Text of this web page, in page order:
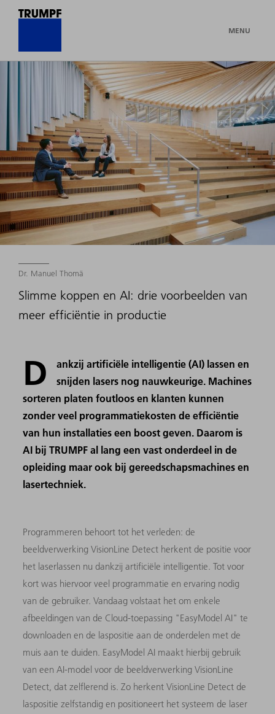
MENU
Dr. Manuel Thomä
Slimme koppen en AI: drie voorbeelden van
meer efficiëntie in productie
D
ankzij artificiële intelligentie (AI) lassen en
snijden lasers nog nauwkeurige. Machines
sorteren platen foutloos en klanten kunnen
zonder veel programmatiekosten de efficiëntie
van hun installaties een boost geven. Daarom is
AI bij TRUMPF al lang een vast onderdeel in de
opleiding maar ook bij gereedschapsmachines en
lasertechniek.
Programmeren behoort tot het verleden: de
beeldverwerking VisionLine Detect herkent de positie voor
het laserlassen nu dankzij artificiële intelligentie. Tot voor
kort was hiervoor veel programmatie en ervaring nodig
van de gebruiker. Vandaag volstaat het om enkele
afbeeldingen van de Cloud-toepassing "EasyModel AI" te
downloaden en de laspositie aan de onderdelen met de
muis aan te duiden. EasyModel AI maakt hierbij gebruik
van een AI-model voor de beeldverwerking VisionLine
Detect, dat zelflerend is. Zo herkent VisionLine Detect de
laspositie zelfstandig en positioneert het systeem de laser